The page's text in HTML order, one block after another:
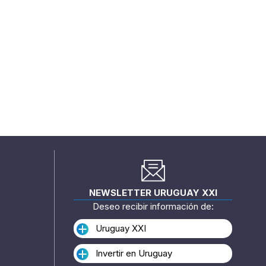
NEWSLETTER URUGUAY XXI
Deseo recibir información de:
Uruguay XXI
Invertir en Uruguay